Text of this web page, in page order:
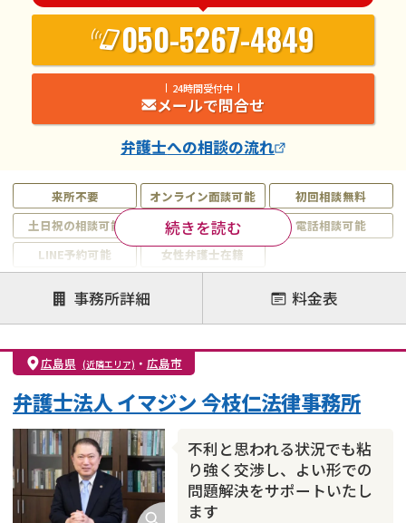
来所不要 オンライン面談可能
初回相談無料
土日祝の相談可能
19時以降電話可能
電話相談可能
LINE予約可能
女性弁護士在籍
注力案件
離婚前相談
離婚調停
離婚裁判
親権・面会交流権
DV
モラハラ
不貞・不倫慰謝料請求
国際離婚
財産分与
内縁の夫婦 熟年離婚
続きを読む
050-5267-4849
24時間受付中
メールで問合せ
弁護士への相談の流れ
事務所詳細 料金表
広島県 (近隣エリア) ・ 広島市
不利と思われる状況でも粘
り強く交渉し、よい形での
問題解決をサポートいたし
ます
弁護士法人 イマジン 今枝仁法律事務所